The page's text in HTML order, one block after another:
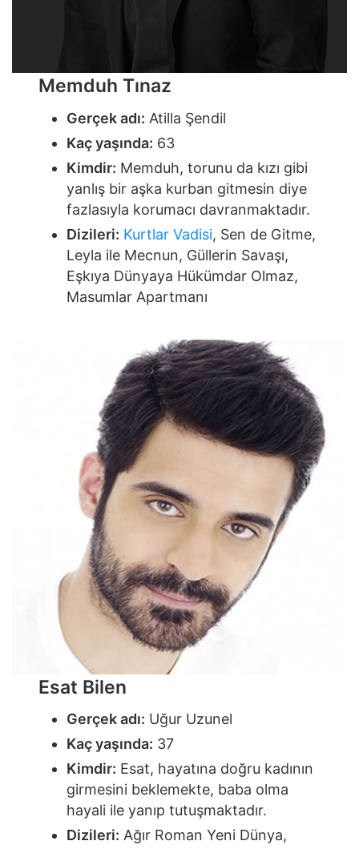
Memduh Tınaz
Gerçek adı: Atilla Şendil
Kaç yaşında: 63
Kimdir: Memduh, torunu da kızı gibi
yanlış bir aşka kurban gitmesin diye
fazlasıyla korumacı davranmaktadır.
Dizileri: Kurtlar Vadisi, Sen de Gitme,
Leyla ile Mecnun, Güllerin Savaşı,
Eşkıya Dünyaya Hükümdar Olmaz,
Masumlar Apartmanı
Esat Bilen
Gerçek adı: Uğur Uzunel
Kaç yaşında: 37
Kimdir: Esat, hayatına doğru kadının
girmesini beklemekte, baba olma
hayali ile yanıp tutuşmaktadır.
Dizileri: Ağır Roman Yeni Dünya,